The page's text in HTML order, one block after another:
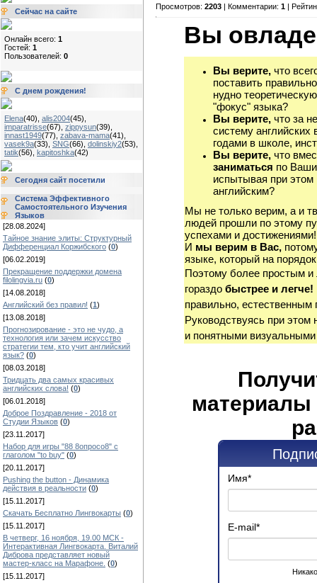
Сейчас на сайте
Онлайн всего: 1
Гостей: 1
Пользователей: 0
С днем рождения!
Elena(40) alis2004(45)
imparatrisse(67) zippysun(39)
innast1949(77) zabava-mama(41)
vasek9a(33) SNG(66) dolinskiy2(53)
tatik(56) kapitoshka(42)
Сегодня сайт посетили
Система Эффективного
Самостоятельного Изучения
Языков
[28.08.2024]
Тайное знание элиты: Структурный
Дифференциал Коржибского (0)
[06.02.2019]
Прекращение поддержки домена
filolingvia.ru (0)
[14.08.2018]
Английский без правил! (1)
[13.08.2018]
Прогнозирование - это не чудо, а
технология или зачем искусство
стратегии тем, кто учит английский
язык? (0)
[08.03.2018]
Тридцать два самых красивых
английских слова! (0)
[06.01.2018]
Доброе Поздравление - 2018 от
Студии Языков (0)
[23.11.2017]
Набор для игры "88 8опросо8" с
глаголом "to buy" (0)
[20.11.2017]
Pushing the button - Динамика
действия в реальности (0)
[15.11.2017]
Скачать Бесплатно Лингвокарты (0)
[15.11.2017]
В четверг, 16 ноября, 19.00 МСК -
Интерактивная Лингвокарта. Виталий
Диброва представляет новый
мастер-класс на Марафоне. (0)
[15.11.2017]
Просмотров: 2203 | Комментарии: 1 |
Вы
Вы верите, что
поставить
нудно
"фокус" языка?
Вы верите, что за
систему
годами в школе,
Вы верите, что
заниматься по
испытывая при этом
английским?
Мы не только верим, а и
людей прошли по этому
успехами и достижениями!
И мы верим в Вас,
языке, который на
Поэтому более простым
гораздо быстрее и легче!
правильно, естественным
Руководствуясь при
и понятными
материалы
Имя*
E-mail*